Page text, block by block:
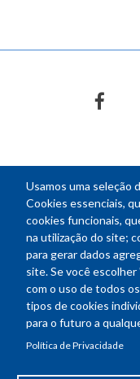
Usamos uma seleção
Cookies essenciais,
cookies funcionais,
na utilização do site;
para gerar dados
site. Se você
com o uso de todos
tipos de cookies
para o futuro a
Política de Privacidade
NEWSLETTER